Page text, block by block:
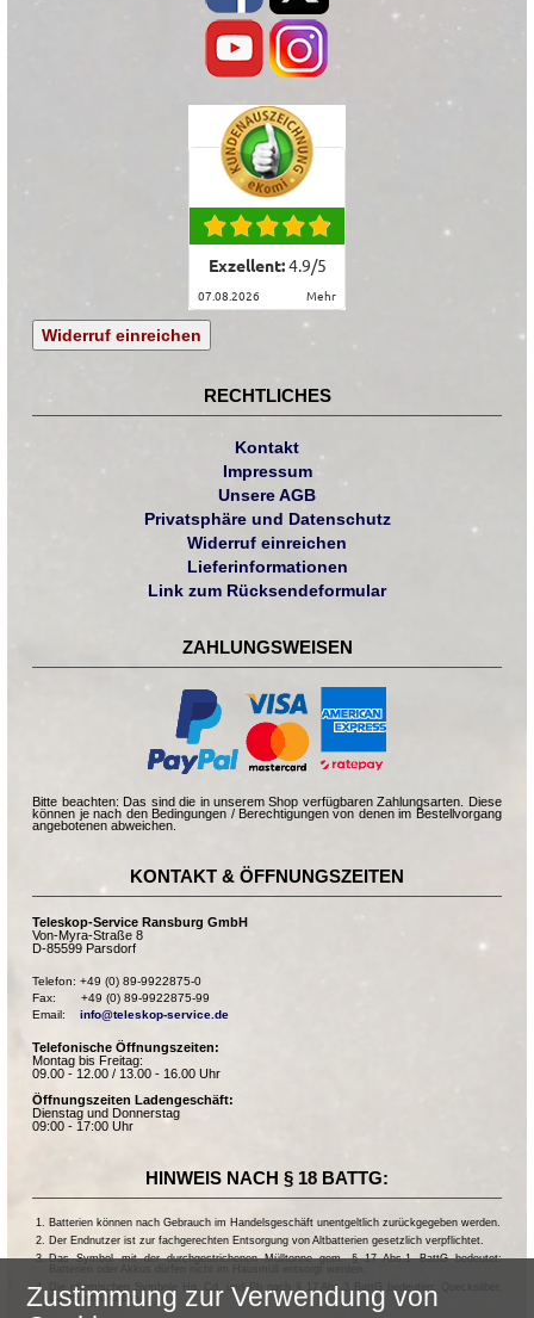
Exzellent:4.9/5
07.08.2026 mehr
Widerruf einreichen
RECHTLICHES
Kontakt
Impressum
Unsere AGB
Privatsphäre und Datenschutz
Widerruf einreichen
Lieferinformationen
Link zum Rücksendeformular
ZAHLUNGSWEISEN
Bitte beachten: Das sind die in unserem Shop verfügbaren Zahlungsarten. Diese
können je nach den Bedingungen / Berechtigungen von denen im Bestellvorgang
angebotenen abweichen.
KONTAKT & ÖFFNUNGSZEITEN
Teleskop-Service Ransburg GmbH
Von-Myra-Straße 8
D-85599 Parsdorf
Telefon: +49 (0) 89-9922875-0
Fax:       +49 (0) 89-9922875-99
Email: info@teleskop-service.de
Telefonische Öffnungszeiten:
Montag bis Freitag:
09.00 - 12.00 / 13.00 - 16.00 Uhr
Öffnungszeiten Ladengeschäft:
Dienstag und Donnerstag
09:00 - 17:00 Uhr
HINWEIS NACH § 18 BATTG:
Batterien können nach Gebrauch im Handelsgeschäft unentgeltlich zurückgegeben werden.
Der Endnutzer ist zur fachgerechten Entsorgung von Altbatterien gesetzlich verpflichtet.
Das Symbol mit der durchgestrichenen Mülltonne gem. § 17 Abs.1 BattG bedeutet:
Die chemischen Symbole Hg, Cd, und Pb nach § 17 Abs.3 BattG bedeuten: Quecksilber,
Cadmium und Blei.
Zustimmung zur Verwendung von